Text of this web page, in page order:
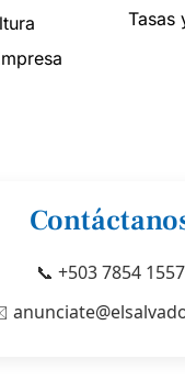
Tasas
📞 +503 7854 1557